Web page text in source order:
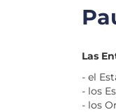
Las
- el
- los
- los